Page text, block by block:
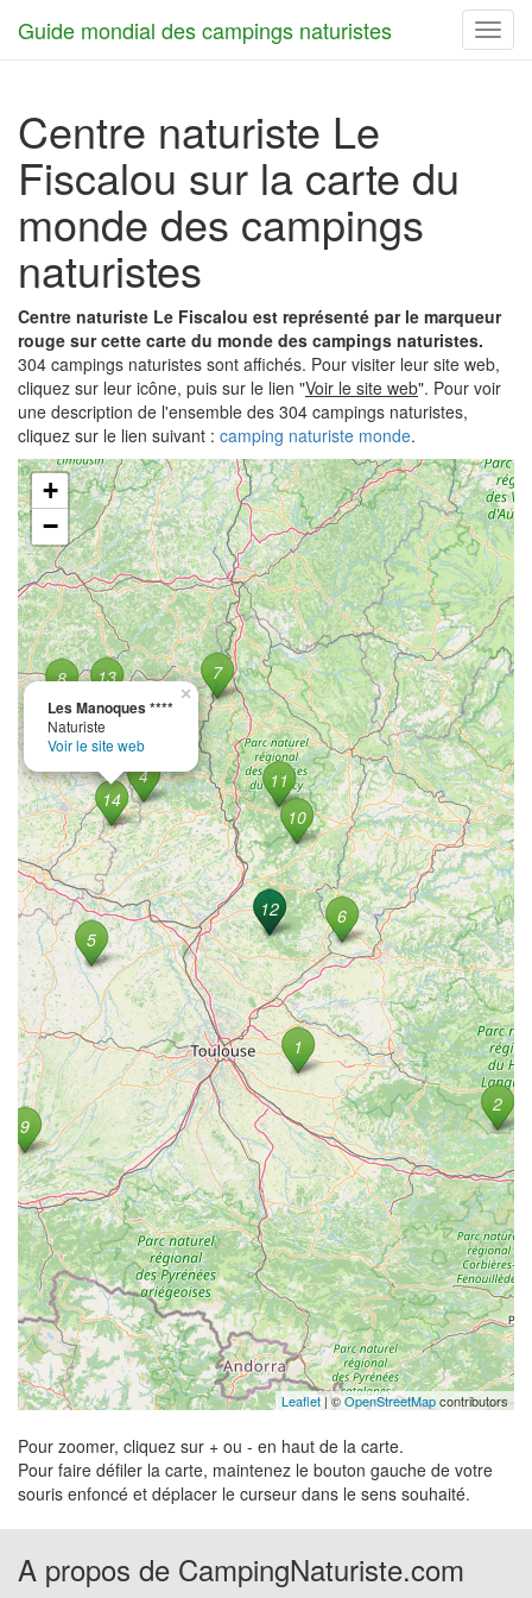
Guide mondial des campings naturistes
Centre naturiste Le
Fiscalou sur la carte du
monde des campings
naturistes
Centre naturiste Le Fiscalou est représenté par le marqueur
rouge sur cette carte du monde des campings naturistes.
304 campings naturistes sont affichés. Pour visiter leur site web,
cliquez sur leur icône, puis sur le lien "Voir le site web". Pour voir
une description de l'ensemble des 304 campings naturistes,
cliquez sur le lien suivant : camping naturiste monde.
Les Manoques ****
Naturiste
Voir le site web
×
+
−
Leaflet| ©OpenStreetMapcontributors
Pour zoomer, cliquez sur + ou - en haut de la carte.
Pour faire défiler la carte, maintenez le bouton gauche de votre
souris enfoncé et déplacer le curseur dans le sens souhaité.
A propos de CampingNaturiste.com